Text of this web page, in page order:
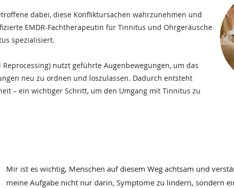
dabei, diese Konfliktursachen wahrzunehmen und
EMDR-Fachtherapeutin für Tinnitus und Ohrgeräusche
spezialisiert.
Reprocessing) nutzt geführte Augenbewegungen, um das
neu zu ordnen und loszulassen. Dadurch entsteht
– ein wichtiger Schritt, um den Umgang mit Tinnitus zu
Mir ist es wichtig, Menschen auf diesem Weg achtsam und
meine Aufgabe nicht nur darin, Symptome zu lindern, sondern